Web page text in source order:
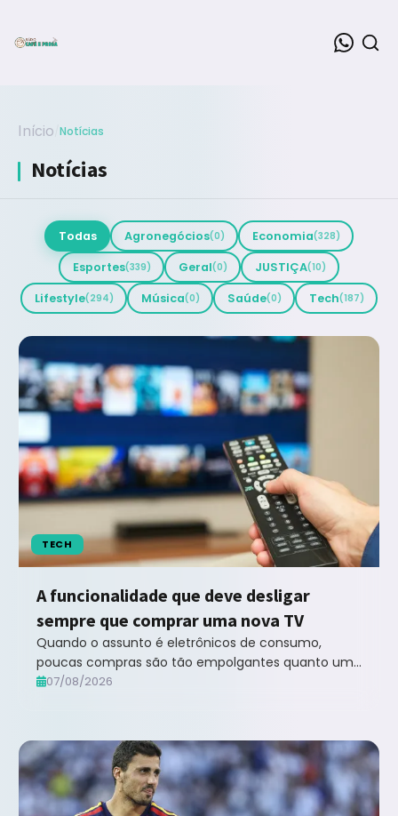
Início Notícias
Notícias
Todas Agronegócios(0) Economia(328)
Esportes(339) Geral(0) JUSTIÇA(10)
Lifestyle(294) Música(0) Saúde(0) Tech(187)
TECH
A funcionalidade que deve desligar
sempre que comprar uma nova TV
Quando o assunto é eletrônicos de consumo,
poucas compras são tão empolgantes quanto uma
televisão nova. Se você já teve a oportunidade de
07/08/2026